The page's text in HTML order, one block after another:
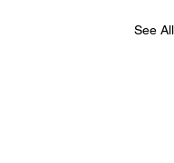
See All